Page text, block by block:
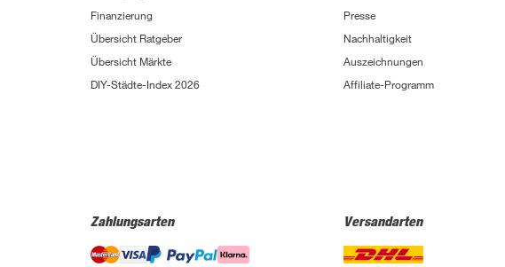
Finanzierung
Übersicht Ratgeber
Übersicht Märkte
DIY-Städte-Index 2026
Presse
Nachhaltigkeit
Auszeichnungen
Affiliate-Programm
Zahlungsarten Versandarten